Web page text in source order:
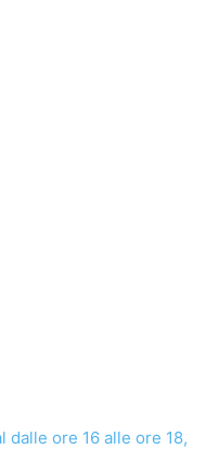
ore 16 alle ore 18,